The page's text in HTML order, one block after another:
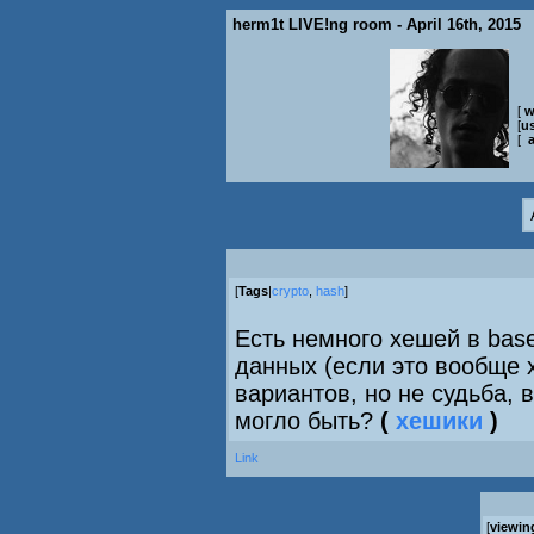
herm1t LIVE!ng room - April 16th, 2015
[
[
[
[Tags|crypto hash]
Есть немного хешей в
данных (если это вообще
вариантов, но не судьба,
могло быть? ( хешики )
Link
[